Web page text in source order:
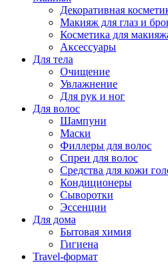
Декоративная
Макияж для глаз и
Косметика для
Аксессуары
Для тела
Очищение
Увлажнение
Для рук и ног
Для волос
Шампуни
Маски
Филлеры для волос
Спреи для волос
Средства для кожи
Кондиционеры
Сыворотки
Эссенции
Для дома
Бытовая химия
Гигиена
Travel-формат